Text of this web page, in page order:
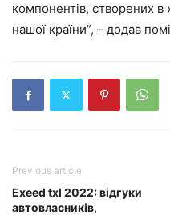
компонентів, створених
нашої країни”, – додав
Previous article
Exeed txl 2022: відгуки
автовласників,